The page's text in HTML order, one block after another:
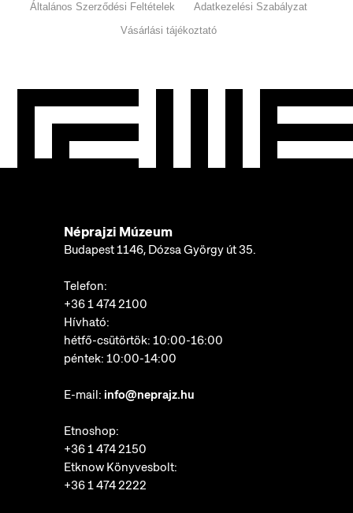
Általános Szerződési Feltételek
Adatkezelési Szabályzat
Vásárlási tájékoztató
Néprajzi Múzeum
Budapest 1146, Dózsa György út 35.
Telefon:
+36 1 474 2100
Hívható:
hétfő-csütörtök: 10:00-16:00
péntek: 10:00-14:00
E-mail: info@neprajz.hu
Etnoshop:
+36 1 474 2150
Etknow Könyvesbolt:
+36 1 474 2222